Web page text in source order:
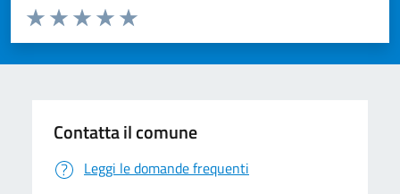
Valuta da 1 a 5 stelle la pagina
Valuta 5 stelle su 5
Valuta 4 stelle su 5
Valuta 3 stelle su 5
Valuta 2 stelle su 5
Valuta 1 stelle su 5
Contatta il comune
Leggi le domande frequenti